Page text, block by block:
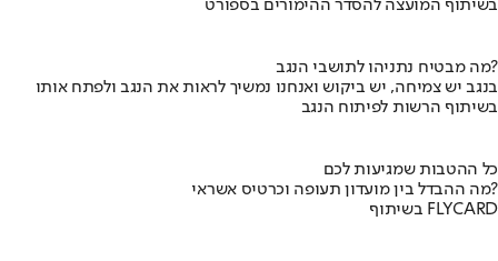
בשיתוף המועצה להסדר ההימורים בספורט
מה מבטיח נתניהו לתושבי הנגב?
בנגב יש צמיחה, יש ביקוש ואנחנו נמשיך לראות את הנגב ולפתח אותו
בשיתוף הרשות לפיתוח הנגב
כל ההטבות שמגיעות לכם
מה ההבדל בין מועדון תעופה וכרטיס אשראי?
בשיתוף FLYCARD